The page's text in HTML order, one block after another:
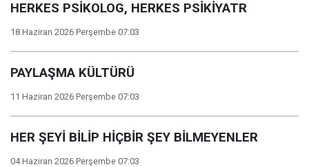
HERKES PSİKOLOG, HERKES PSİKİYATR
18 Haziran 2026 Perşembe 07:03
PAYLAŞMA KÜLTÜRÜ
11 Haziran 2026 Perşembe 07:03
HER ŞEYİ BİLİP HİÇBİR ŞEY BİLMEYENLER
04 Haziran 2026 Perşembe 07:03